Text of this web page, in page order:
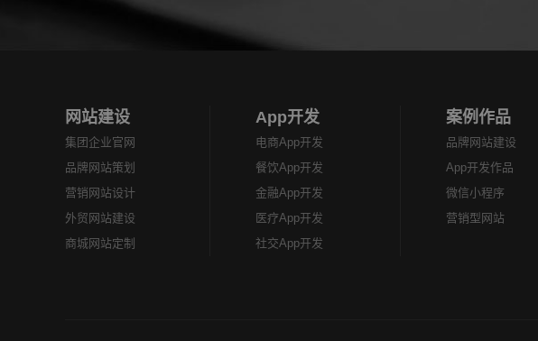
9to5Mac所报道的那样...
网站建设
集团企业官网
品牌网站策划
营销网站设计
外贸网站建设
商城网站定制
App开发
电商App开发
餐饮App开发
金融App开发
医疗App开发
社交App开发
案例作品
品牌网站建设
App开发作品
微信小程序
营销型网站